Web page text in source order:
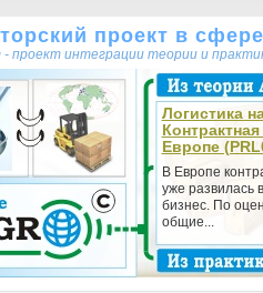
проект в
- проект интеграции теории и
Логистика
Европе
В Европе
уже развилась
бизнес. По
общие...